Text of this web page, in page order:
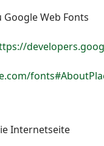
Web Fonts
Internetseite